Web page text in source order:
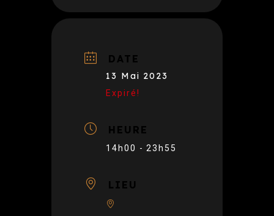
DATE
13 Mai 2023
Expiré!
HEURE
14h00 - 23h55
LIEU